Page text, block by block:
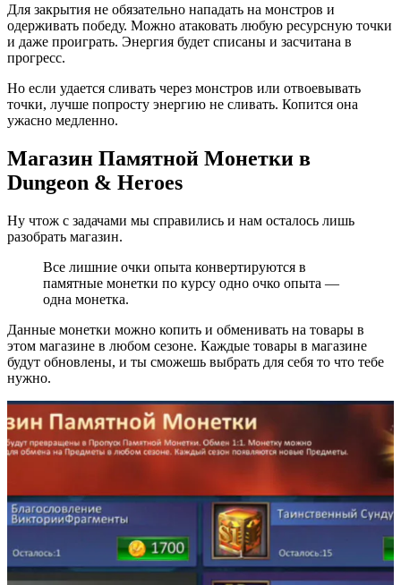
Для закрытия не обязательно нападать на монстров и
одерживать победу. Можно атаковать любую ресурсную точки
и даже проиграть. Энергия будет списаны и засчитана в
прогресс.
Но если удается сливать через монстров или отвоевывать
точки, лучше попросту энергию не сливать. Копится она
ужасно медленно.
Магазин Памятной Монетки в
Dungeon & Heroes
Ну чтож с задачами мы справились и нам осталось лишь
разобрать магазин.
Все лишние очки опыта конвертируются в
памятные монетки по курсу одно очко опыта —
одна монетка.
Данные монетки можно копить и обменивать на товары в
этом магазине в любом сезоне. Каждые товары в магазине
будут обновлены, и ты сможешь выбрать для себя то что тебе
нужно.